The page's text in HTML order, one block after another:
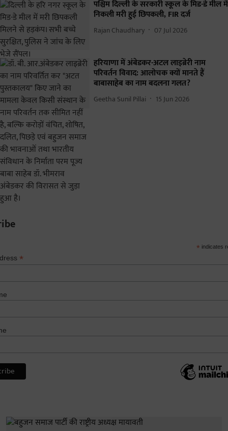
पश्चिम दिल्ली के सरकारी स्कूल के मिड-डे मील में
निकली मरी हुई छिपकली, FIR दर्ज
Rajan Chaudhary 07 Jul 2026
हरियाणा में अंबेडकर-अटल लाइब्रेरी नाम
परिवर्तन विवाद: आलोचक क्यों मानते हैं
बाबासाहेब का नाम बदलना गलत?
Geetha Sunil Pillai 15 Jun 2026
* indicates
*